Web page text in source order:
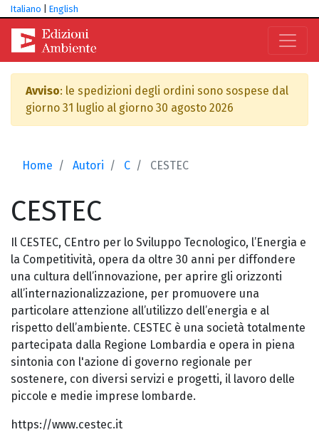
Italiano English
Avviso: le spedizioni degli ordini sono sospese dal
giorno 31 luglio al giorno 30 agosto 2026
Home Autori C CESTEC
CESTEC
Il CESTEC, CEntro per lo Sviluppo Tecnologico, l’Energia e
la Competitività, opera da oltre 30 anni per diffondere
una cultura dell’innovazione, per aprire gli orizzonti
all’internazionalizzazione, per promuovere una
particolare attenzione all’utilizzo dell’energia e al
rispetto dell’ambiente. CESTEC è una società totalmente
partecipata dalla Regione Lombardia e opera in piena
sintonia con l'azione di governo regionale per
sostenere, con diversi servizi e progetti, il lavoro delle
piccole e medie imprese lombarde.
https://www.cestec.it